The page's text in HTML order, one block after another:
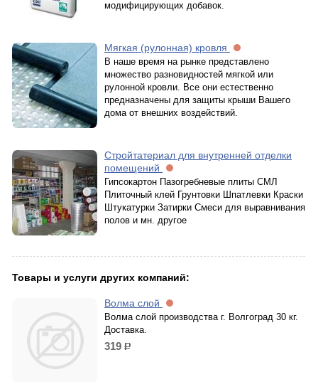
модифицирующих добавок.
Мягкая (рулонная) кровля
В наше время на рынке представлено
множество разновидностей мягкой или
рулонной кровли. Все они естественно
предназначены для защиты крыши Вашего
дома от внешних воздействий.
Стройтатериал для внутренней отделки
помещений
Гипсокартон Пазогребневые плиты СМЛ
Плиточный клей Грунтовки Шпатлевки Краски
Штукатурки Затирки Смеси для выравнивания
полов и мн. другое
Товары и услуги других компаний:
Волма слой
Волма слой производства г. Волгоград 30 кг.
Доставка.
319 р.